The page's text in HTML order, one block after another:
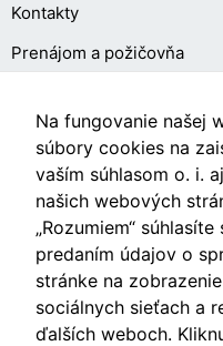
Kontakty
Prenájom a požičovňa
O NÁKUPE
Obchodné podmienky
Ochrana osobných údajov
Nastavenia cookies
Na fungovanie našej
súbory cookies na
vaším súhlasom o. i.
našich webových
„Rozumiem“
predaním údajov o
stránke na
sociálnych sieťach a
ďalších weboch.